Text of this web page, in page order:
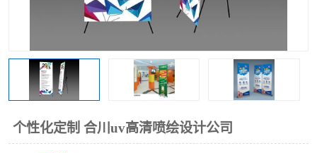
个性化定制 合川uv高清喷绘设计公司